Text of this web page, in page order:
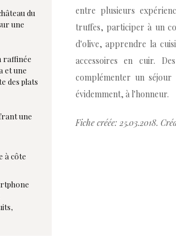
du
une
raffinée
et une
des plats
une
à côte
entre plusieurs
truffes, participer à un
d'olive, apprendre la
accessoires en cuir.
complémenter un
évidemment, à l'honneur.
Fiche créée: 25.03.2018.